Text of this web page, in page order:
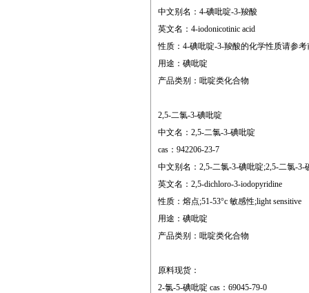
中文别名：4-碘吡啶-3-羧酸
英文名：4-iodonicotinic acid
性质：4-碘吡啶-3-羧酸的化学性质请参
用途：碘吡啶
产品类别：吡啶类化合物
2,5-二氯-3-碘吡啶
中文名：2,5-二氯-3-碘吡啶
cas：942206-23-7
中文别名：2,5-二氯-3-碘吡啶;2,5-二氯-3-
英文名：2,5-dichloro-3-iodopyridine
性质：熔点;51-53°c 敏感性;light sensitive
用途：碘吡啶
产品类别：吡啶类化合物
原料现货：
2-氯-5-碘吡啶 cas：69045-79-0